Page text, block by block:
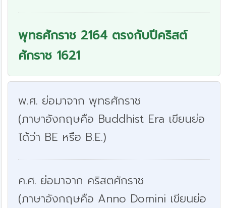
พุทธศักราช 2164 ตรงกับปีคริสต์
ศักราช 1621
พ.ศ. ย่อมาจาก พุทธศักราช
(ภาษาอังกฤษคือ Buddhist Era เขียนย่อ
ได้ว่า BE หรือ B.E.)
ค.ศ. ย่อมาจาก คริสตศักราช
(ภาษาอังกฤษคือ Anno Domini เขียนย่อ